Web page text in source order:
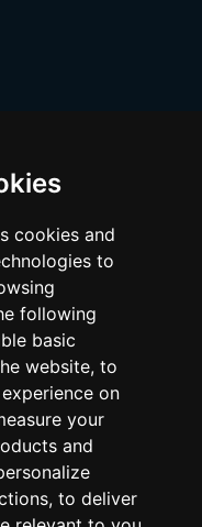
cookies and
to
following
basic
website, to
on
your
and
, to deliver
Latvia